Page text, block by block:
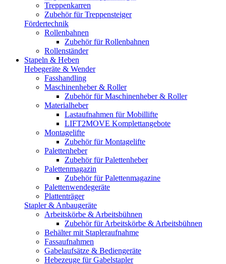
Treppenkarren
Zubehör für Treppensteiger
Fördertechnik
Rollenbahnen
Zubehör für Rollenbahnen
Rollenständer
Stapeln & Heben
Hebegeräte & Wender
Fasshandling
Maschinenheber & Roller
Zubehör für Maschinenheber & Roller
Materialheber
Lastaufnahmen für Mobillifte
LIFT2MOVE Komplettangebote
Montagelifte
Zubehör für Montagelifte
Palettenheber
Zubehör für Palettenheber
Palettenmagazin
Zubehör für Palettenmagazine
Palettenwendegeräte
Plattenträger
Stapler & Anbaugeräte
Arbeitskörbe & Arbeitsbühnen
Zubehör für Arbeitskörbe & Arbeitsbühnen
Behälter mit Stapleraufnahme
Fassaufnahmen
Gabelaufsätze & Bediengeräte
Hebezeuge für Gabelstapler